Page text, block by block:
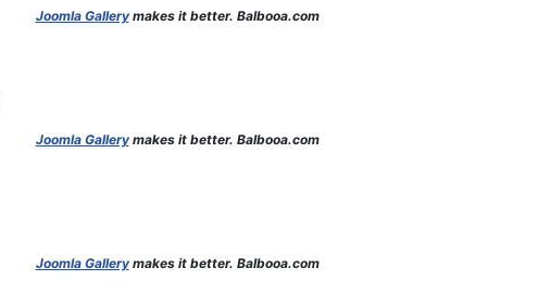
Joomla Gallerymakes it better. Balbooa.com
Joomla Gallerymakes it better. Balbooa.com
Joomla Gallerymakes it better. Balbooa.com